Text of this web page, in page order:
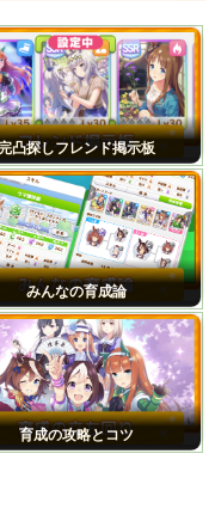
凸探しフレンド掲示板
みんなの育成論
育成の攻略とコツ